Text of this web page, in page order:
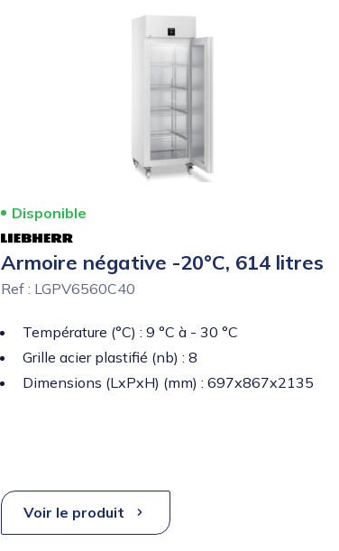
Disponible
Armoire négative -20°C, 614 litres
Ref : LGPV6560C40
Température (°C) : 9 °C à - 30 °C
Grille acier plastifié (nb) : 8
Dimensions (LxPxH) (mm) : 697x867x2135
Voir le produit